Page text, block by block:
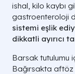
ishal, kilo kaybı
gastroenteroloji
sistemi eşlik
dikkatli ayırıcı
Barsak tutulumu
Bağırsakta aftöz